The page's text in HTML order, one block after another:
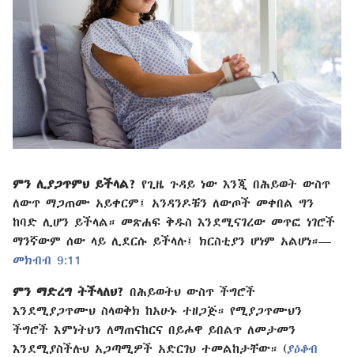
ምን ሊያጋጥምህ ይችላል? የጊዜ ጉዳይ ነው እንጂ በሕይወት ውስጥ
ለውጥ ማጋጠሙ አይቀርም፤ አንዳንዶቹን ለውጦች መቀበል ግን
ከባድ ሊሆን ይችላል። መጽሐፍ ቅዱስ እንደሚናገረው መጥፎ ነገሮች
ማንኛውም ሰው ላይ ሊደርሱ ይችላሉ፤ ክርስቲያን ሆነም አልሆነ።—
መክብብ 9:11
ምን ማድረግ ትችላለህ? በሕይወትህ ውስጥ ችግሮች
እንደሚያጋጥሙህ ስላወቅክ ከአሁኑ ተዘጋጅ። የሚያጋጥሙህን
ችግሮች እምነትህን ለማጠናከርና በይሖዋ ይበልጥ ለመታመን
እንደሚያስችሉህ አጋጣሚዎች አድርገህ ተመልከታቸው። (ያዕቆብ